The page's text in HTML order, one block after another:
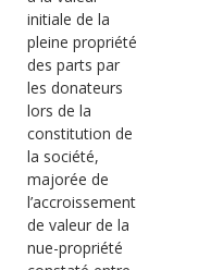
initiale de la
pleine propriété
des parts par
les donateurs
lors de la
constitution de
la société,
majorée de
l’accroissement
de valeur de la
nue-propriété